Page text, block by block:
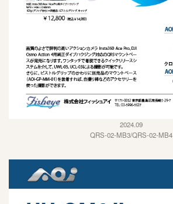
2024.09
QRS-02-MB3/QRS-02-MB4